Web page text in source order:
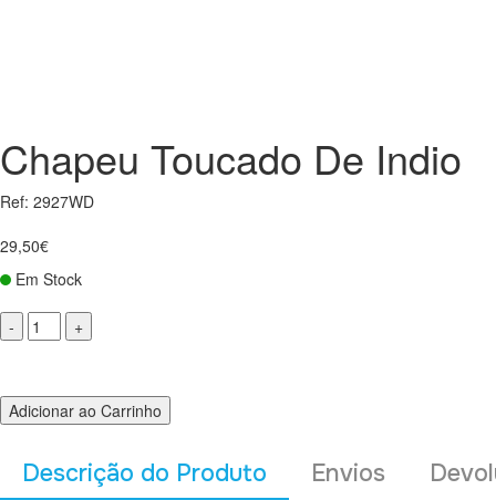
Chapeu Toucado De Indio
Ref: 2927WD
29,50€
Em Stock
Adicionar ao Carrinho
Descrição do Produto Envios